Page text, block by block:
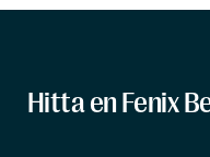
Hitta en Fenix